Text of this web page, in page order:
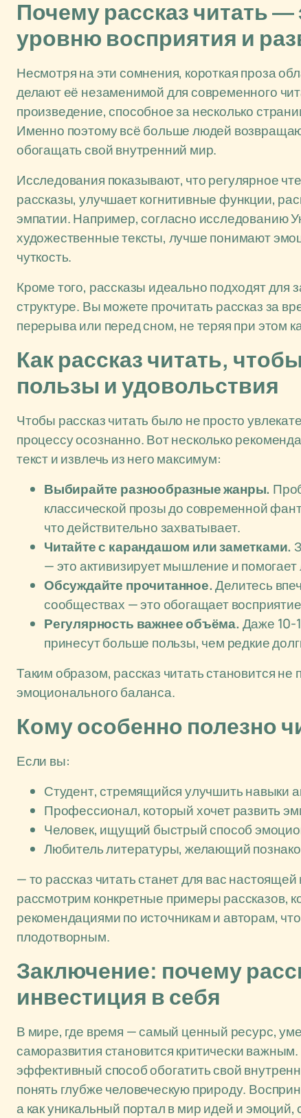
Почему рассказ читать
уровню восприятия и
Несмотря на эти сомнения, короткая проза
делают её незаменимой для современного
произведение, способное за несколько
Именно поэтому всё больше людей
обогащать свой внутренний мир.
Исследования показывают, что регулярное
рассказы, улучшает когнитивные функции,
эмпатии. Например, согласно исследованию
художественные тексты, лучше понимают
чуткость.
Кроме того, рассказы идеально подходят для
структуре. Вы можете прочитать рассказ за
перерыва или перед сном, не теряя при этом
Как рассказ читать,
пользы и удовольствия
Чтобы рассказ читать было не просто
процессу осознанно. Вот несколько
текст и извлечь из него максимум:
Выбирайте разнообразные жанры.
классической прозы до современной
что действительно захватывает.
Читайте с карандашом или заметками.
— это активизирует мышление и
Обсуждайте прочитанное.Делитесь
сообществах — это обогащает
Регулярность важнее объёма. Даже 10-
принесут больше пользы, чем редкие
Таким образом, рассказ читать становится не
эмоционального баланса.
Кому особенно полезно
Если вы:
Студент, стремящийся улучшить навыки
Профессионал, который хочет развить
Человек, ищущий быстрый способ
Любитель литературы, желающий
— то рассказ читать станет для вас
рассмотрим конкретные примеры рассказов,
рекомендациями по источникам и авторам,
плодотворным.
Заключение: почему
инвестиция в себя
В мире, где время — самый ценный ресурс,
саморазвития становится критически
эффективный способ обогатить свой
понять глубже человеческую природу.
а как уникальный портал в мир идей и